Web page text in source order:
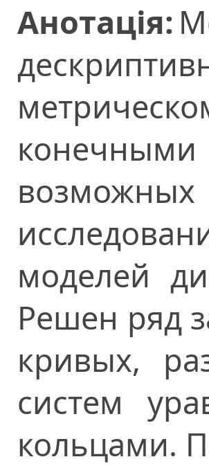
Анотація:
моделей
Решен ряд
кривых,
систем
кольцами.